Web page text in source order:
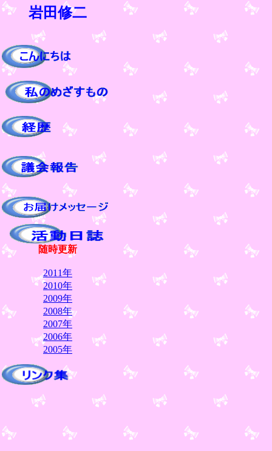
岩田修二
随時更新
2011年
2010年
2009年
2008年
2007年
2006年
2005年